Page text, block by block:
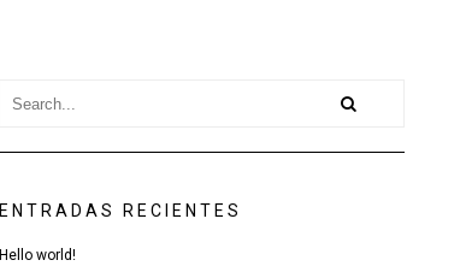
ENTRADAS RECIENTES
Hello world!